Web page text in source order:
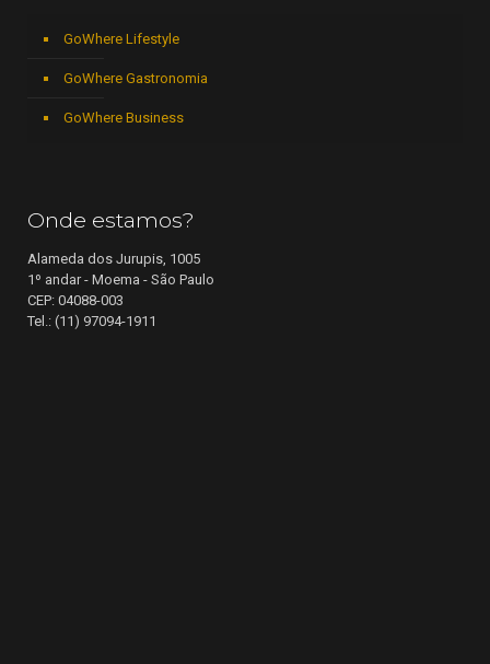
GoWhere Lifestyle
GoWhere Gastronomia
GoWhere Business
Onde estamos?
Alameda dos Jurupis, 1005
1º andar - Moema - São Paulo
CEP: 04088-003
Tel.: (11) 97094-1911